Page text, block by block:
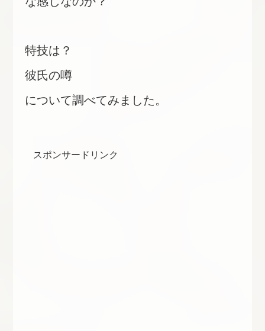
特技は？
彼氏の噂
について調べてみました。
スポンサードリンク